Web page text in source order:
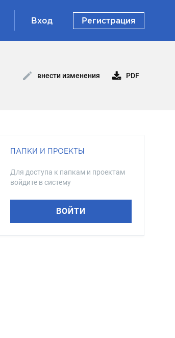
Вход Регистрация
внести изменения PDF
ПАПКИ И ПРОЕКТЫ
Для доступа к папкам и проектам
войдите в систему
ВОЙТИ